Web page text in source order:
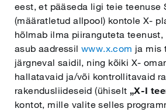
eest, et pääseda ligi teie teenuse
(määratletud allpool) kontole X-
hõlmab ilma piiranguteta teenust,
asub aadressil www.x.com ja mis
järgneval saidil, ning kõiki X-
hallatavaid ja/või kontrollitavaid
rakendusliideseid (ühiselt „X-I
kontot, mille valite selles